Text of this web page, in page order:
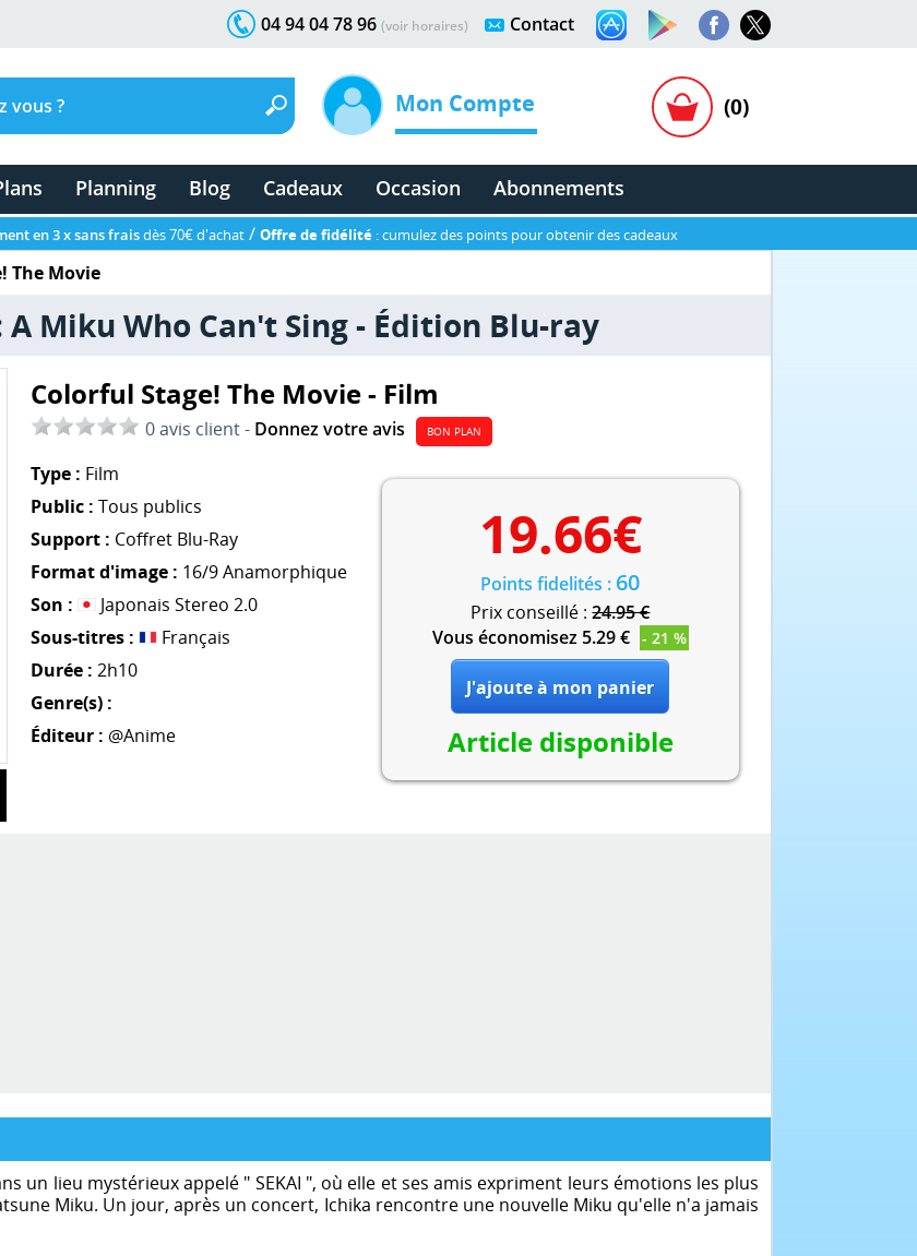
Contact
04 94 04 78 96 (voir horaires)
Mon Compte (0)
Planning Blog Cadeaux Occasion Abonnements
en 3 x sans fraisdès 70€ d'achat / Offre de fidélité : cumulez des points pour obtenir des cadeaux
The Movie
Miku Who Can't Sing - Édition Blu-ray
Colorful Stage! The Movie - Film
0 avis client - Donnez votre avis BON PLAN
Type : Film
Public : Tous publics
Support : Coffret Blu-Ray
Format d'image : 16/9 Anamorphique
Son :
Japonais Stereo 2.0
Sous-titres :
Français
Durée : 2h10
Genre(s) :
Éditeur : @Anime
19.66€
Points fidelités : 60
Prix conseillé :24.95 €
Vous économisez 5.29 € - 21 %
Article disponible
un lieu mystérieux appelé " SEKAI ", où elle et ses amis expriment leurs émotions les plus
Miku. Un jour, après un concert, Ichika rencontre une nouvelle Miku qu'elle n'a jamais